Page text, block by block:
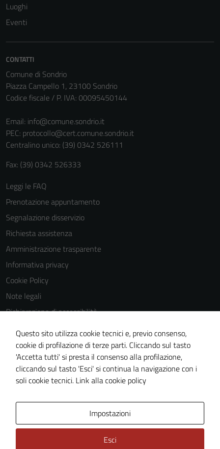
Luoghi
Eventi
CONTATTI
Comune di Sondrio
Piazza Campello 1, 23100 Sondrio
Codice fiscale / P. IVA: 00095450144
Email: info@comune.sondrio.it
PEC: protocollo@cert.comune.sondrio.it
Centralino unico: (39) 0342 526111
Fax: (39) 0342 526333
Leggi le FAQ
Prenotazione appuntamento
Segnalazione disservizio
Richiesta assistenza
Amministrazione trasparente
Informativa privacy
Cookie Policy
Note legali
Dichiarazione di accessibilità
Dichiarazione di accessibilità Servizi
Whistleblowing
Piano di miglioramento del sito
Area riservata
Questo sito utilizza cookie tecnici e, previo consenso,
cookie di profilazione di terze parti. Cliccando sul tasto
'Accetta tutti' si presta il consenso alla profilazione,
cliccando sul tasto 'Esci' si continua la navigazione con i
soli cookie tecnici. Link alla cookie policy
Impostazioni
Esci